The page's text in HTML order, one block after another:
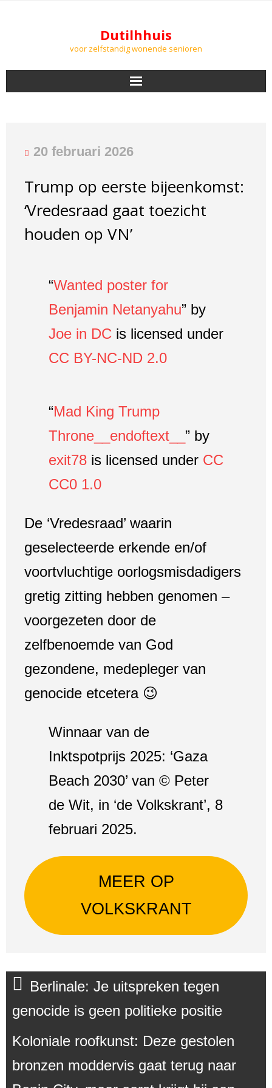
Dutilhhuis
voor zelfstandig wonende senioren
PODCASTS
AGENDA
20 februari 2026
Trump op eerste bijeenkomst:
‘Vredesraad gaat toezicht
houden op VN’
“Wanted poster for
Benjamin Netanyahu” by
Joe in DC is licensed under
CC BY-NC-ND 2.0
“Mad King Trump
Throne__endoftext__ ” by
exit78 is licensed under CC
CC0 1.0
De ‘Vredesraad’ waarin
geselecteerde erkende en/of
voortvluchtige oorlogsmisdadigers
gretig zitting hebben genomen –
voorgezeten door de
zelfbenoemde van God
gezondene, medepleger van
genocide etcetera 😉
Winnaar van de
Inktspotprijs 2025: ‘Gaza
Beach 2030’ van © Peter
de Wit, in ‘de Volkskrant’, 8
februari 2025.
MEER OP
VOLKSKRANT
Berlinale: Je uitspreken tegen
genocide is geen politieke positie
Koloniale roofkunst: Deze gestolen
bronzen moddervis gaat terug naar